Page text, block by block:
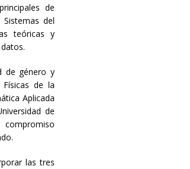
de
del
teóricas y
de género y
de la
Aplicada
de
las tres